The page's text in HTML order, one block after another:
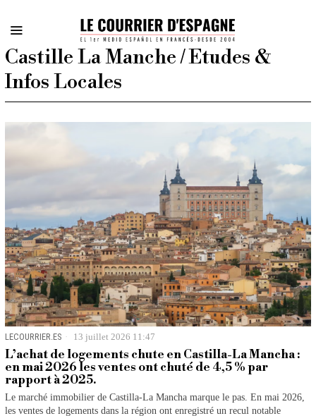
Castille La Manche / Etudes &
Infos Locales
LECOURRIER.ES 13 juillet 2026 11:47
L’achat de logements chute en Castilla-La Mancha :
en mai 2026 les ventes ont chuté de 4,5 % par
rapport à 2025.
Le marché immobilier de Castilla-La Mancha marque le pas. En mai 2026,
les ventes de logements dans la région ont enregistré un recul notable